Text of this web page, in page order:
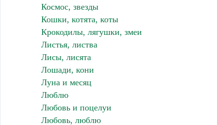
Космос, звезды
Кошки, котята, коты
Крокодилы, лягушки, змеи
Листья, листва
Лисы, лисята
Лошади, кони
Луна и месяц
Люблю
Любовь и поцелуи
Любовь, люблю